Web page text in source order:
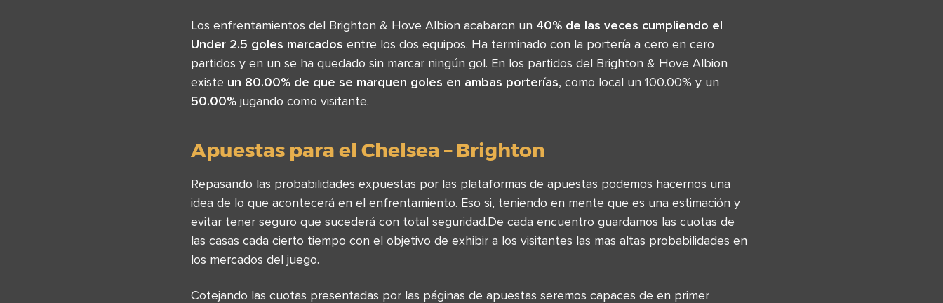
Los enfrentamientos del Brighton & Hove Albion acabaron un 40% de las veces cumpliendo el
Under 2.5 goles marcados entre los dos equipos. Ha terminado con la portería a cero en cero
partidos y en un se ha quedado sin marcar ningún gol. En los partidos del Brighton & Hove Albion
existe un 80.00% de que se marquen goles en ambas porterías, como local un 100.00% y un
50.00% jugando como visitante.
Apuestas para el Chelsea – Brighton
Repasando las probabilidades expuestas por las plataformas de apuestas podemos hacernos una
idea de lo que acontecerá en el enfrentamiento. Eso si, teniendo en mente que es una estimación y
evitar tener seguro que sucederá con total seguridad.De cada encuentro guardamos las cuotas de
las casas cada cierto tiempo con el objetivo de exhibir a los visitantes las mas altas probabilidades en
los mercados del juego.
Cotejando las cuotas presentadas por las páginas de apuestas seremos capaces de en primer